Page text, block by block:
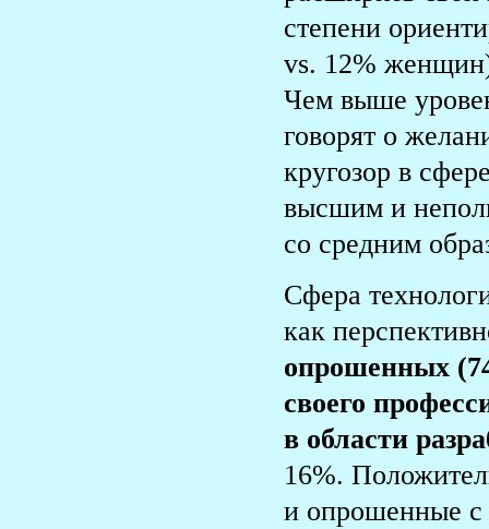
степени
vs. 12%
Чем выше
говорят о
кругозор в
высшим и
со средним
Сфера
как
опрошенных
своего
в области
16%.
и опрошенные